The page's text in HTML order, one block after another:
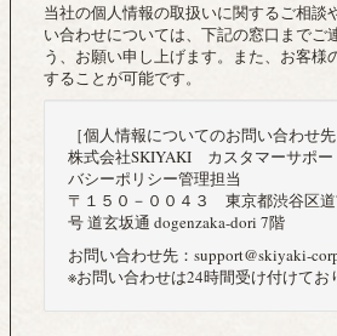
当社の個人情報の取扱いに関するご相談
い合わせについては、下記の窓口までご
う、お願い申し上げます。また、お客様
することが可能です。
［個人情報についてのお問い合わせ先
株式会社SKIYAKI カスタマーサポ
バシーポリシー管理担当
〒１５０－００４３ 東京都渋谷区道
号 道玄坂通 dogenzaka-dori 7階
お問い合わせ先：support@skiyaki-
※お問い合わせは24時間受け付けてお